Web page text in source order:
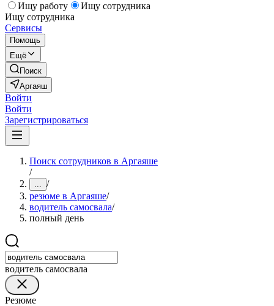
Ищу работу
Ищу сотрудника
Ищу сотрудника
Сервисы
Помощь
Ещё
Поиск
Аргаяш
Войти
Войти
Зарегистрироваться
Поиск сотрудников в Аргаяше
/
... /
резюме в Аргаяше/
водитель самосвала/
полный день
водитель самосвала
Резюме